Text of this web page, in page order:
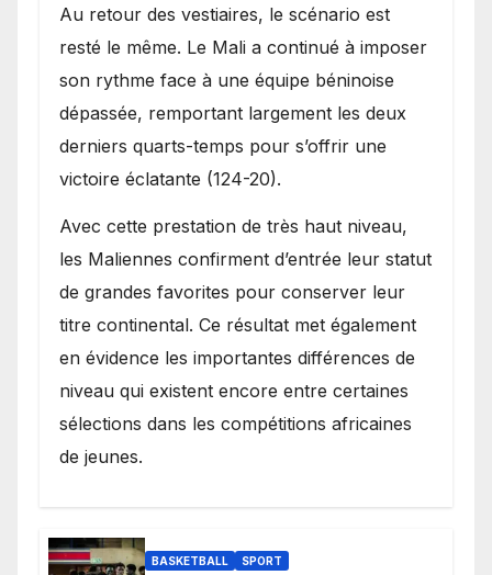
Au retour des vestiaires, le scénario est
resté le même. Le Mali a continué à imposer
son rythme face à une équipe béninoise
dépassée, remportant largement les deux
derniers quarts-temps pour s’offrir une
victoire éclatante (124-20).
Avec cette prestation de très haut niveau,
les Maliennes confirment d’entrée leur statut
de grandes favorites pour conserver leur
titre continental. Ce résultat met également
en évidence les importantes différences de
niveau qui existent encore entre certaines
sélections dans les compétitions africaines
de jeunes.
BASKETBALL SPORT